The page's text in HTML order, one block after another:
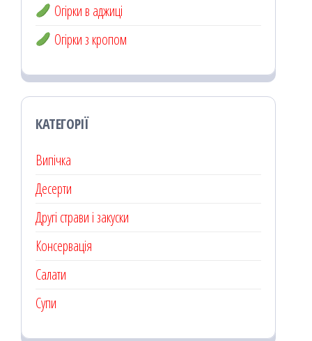
Огірки в аджиці
Огірки з кропом
КАТЕГОРІЇ
Випічка
Десерти
Другі страви і закуски
Консервація
Салати
Супи